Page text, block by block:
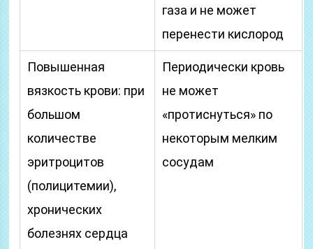
газа и не может
перенести кислород
Повышенная
вязкость крови: при
большом
количестве
эритроцитов
(полицитемии),
хронических
болезнях сердца
Периодически кровь
не может
«протиснуться» по
некоторым мелким
сосудам